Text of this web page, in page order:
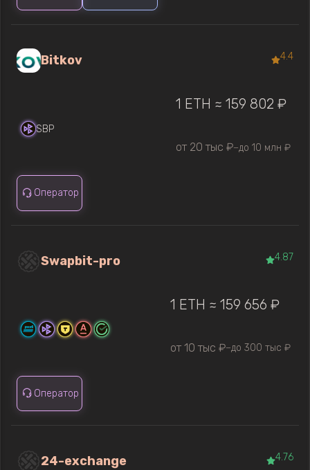
Bitkov 4.4
SBP
1 ETH ≈ 159 802 ₽
от 20 тыс ₽—до 10 млн ₽
Оператор
Swapbit-pro 4.87
1 ETH ≈ 159 656 ₽
от 10 тыс ₽—до 300 тыс ₽
Оператор
24-exchange 4.76